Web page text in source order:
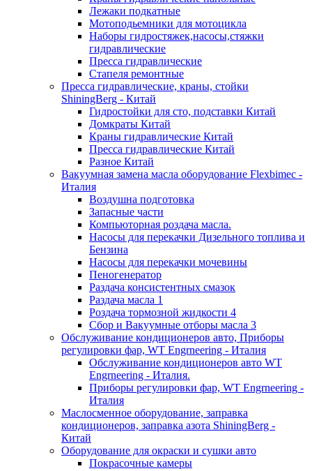
Лежаки подкатные
Мотоподьемники для мотоцикла
Наборы гидростяжек,насосы,стяжки
гидравлические
Пресса гидравлические
Стапеля ремонтные
Пресса гидравлические, краны, стойки
ShiningBerg - Китай
Гидростойки для сто, подставки Китай
Домкраты Китай
Краны гидравлические Китай
Пресса гидравлические Китай
Разное Китай
Вакуумная замена масла оборудование Flexbimeс -
Италия
Воздушна подготовка
Запасные части
Компьюторная роздача масла.
Насосы для перекачки Дизельного топлива и
Бензина
Насосы для перекачки мочевины
Пеногенератор
Раздача консистентных смазок
Раздача масла 1
Роздача тормозной жидкости 4
Сбор и Вакуумные отборы масла 3
Обслуживание кондиционеров авто, Приборы
регулировки фар, WT Engrneering - Италия
Обслуживание кондиционеров авто WT
Engrneering - Италия.
Приборы регулировки фар, WT Engrneering -
Италия
Маслосменное оборудование, заправка
кондиционеров, заправка азота ShiningBerg -
Китай
Оборудование для окраски и сушки авто
Покрасочные камеры